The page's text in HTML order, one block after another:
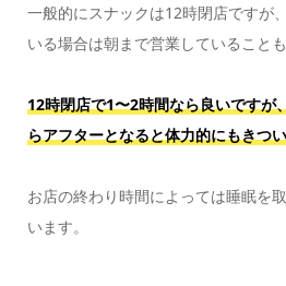
一般的にスナックは12時閉店ですが
いる場合は朝まで営業していることも
12時閉店で1〜2時間なら良いですが
らアフターとなると体力的にもきつい
お店の終わり時間によっては睡眠を
います。